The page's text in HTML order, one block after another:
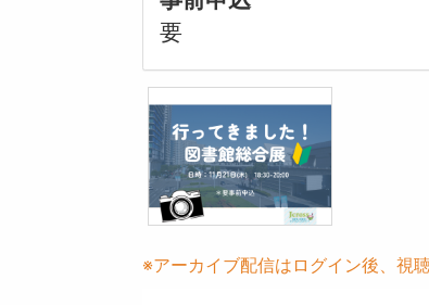
要
※アーカイブ配信はログイン後、視